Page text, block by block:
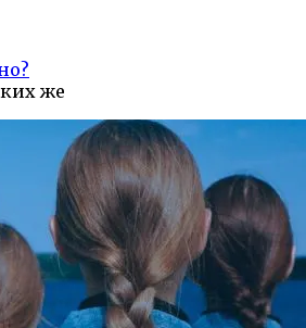
же